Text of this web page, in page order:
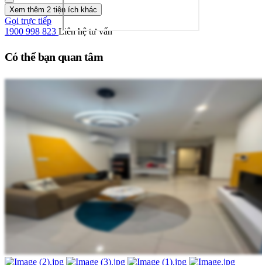
Xem thêm 2 tiện ích khác
Gọi trực tiếp
1900 998 823 Liên hệ tư vấn
Có thể bạn quan tâm